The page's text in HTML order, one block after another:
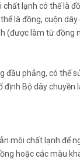
lạnh có thể là
là đồng, cuộn
(được làm từ đồng
đầu phẳng, có
Bộ dây
môi chất lạnh để
hoặc các màu